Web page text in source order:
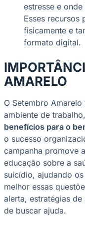
estresse e
Esses recursos
fisicamente e
formato digital.
AMARELO
O Setembro
ambiente de
benefícios para o
o sucesso
campanha promove
educação sobre a
suicídio, ajudando
melhor essas
alerta, estratégias
de buscar ajuda.